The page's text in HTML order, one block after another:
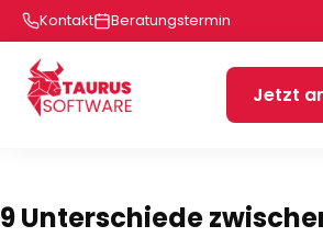
Kontakt Beratungstermin
Jetzt
9 Unterschiede